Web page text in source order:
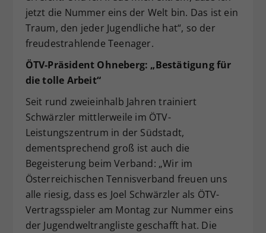
jetzt die Nummer eins der Welt bin. Das ist ein
Traum, den jeder Jugendliche hat“, so der
freudestrahlende Teenager.
ÖTV-Präsident Ohneberg: „Bestätigung für
die tolle Arbeit“
Seit rund zweieinhalb Jahren trainiert
Schwärzler mittlerweile im ÖTV-
Leistungszentrum in der Südstadt,
dementsprechend groß ist auch die
Begeisterung beim Verband: „Wir im
Österreichischen Tennisverband freuen uns
alle riesig, dass es Joel Schwärzler als ÖTV-
Vertragsspieler am Montag zur Nummer eins
der Jugendweltrangliste geschafft hat. Die